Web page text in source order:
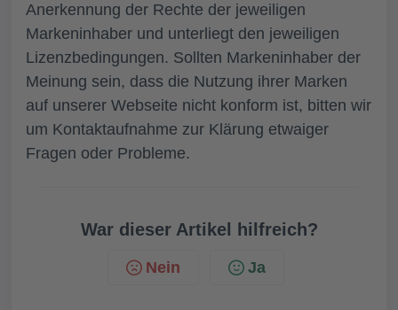
Anerkennung der Rechte der jeweiligen
Markeninhaber und unterliegt den jeweiligen
Lizenzbedingungen. Sollten Markeninhaber der
Meinung sein, dass die Nutzung ihrer Marken
auf unserer Webseite nicht konform ist, bitten wir
um Kontaktaufnahme zur Klärung etwaiger
Fragen oder Probleme.
War dieser Artikel hilfreich?
Nein Ja